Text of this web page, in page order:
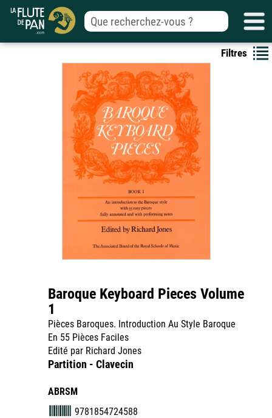
Filtres
Baroque Keyboard Pieces Volume
1
Pièces Baroques. Introduction Au Style Baroque
En 55 Pièces Faciles
Edité par Richard Jones
Partition - Clavecin
ABRSM
9781854724588